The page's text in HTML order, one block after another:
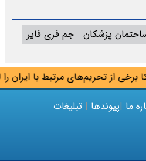
از تحریم‌های مرتبط با ایران را
پزشکان جم فری فایر
ما |پیوندها | تبلیغات